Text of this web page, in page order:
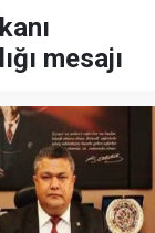
mesajı